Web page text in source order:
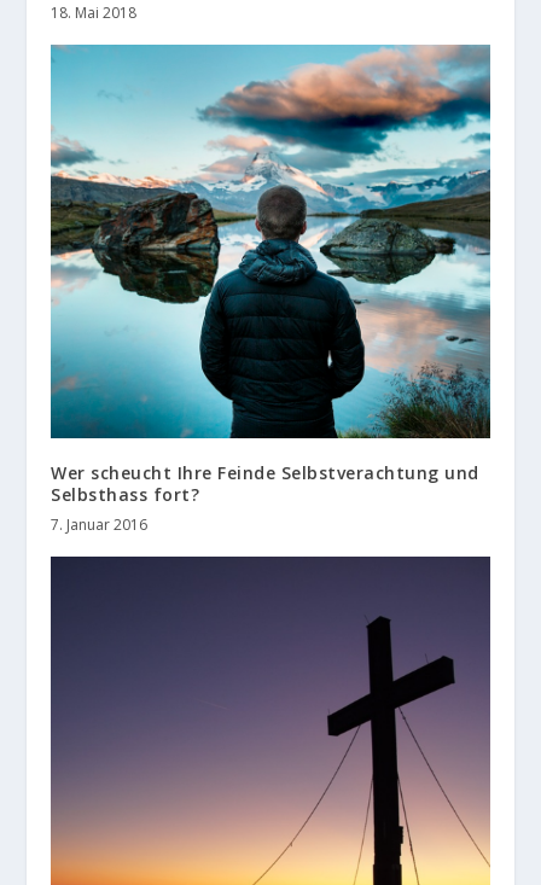
18. Mai 2018
Wer scheucht Ihre Feinde Selbstverachtung und
Selbsthass fort?
7. Januar 2016